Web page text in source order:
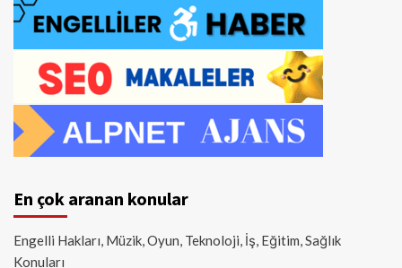
En çok aranan konular
Engelli Hakları, Müzik, Oyun, Teknoloji, İş, Eğitim, Sağlık
Konuları